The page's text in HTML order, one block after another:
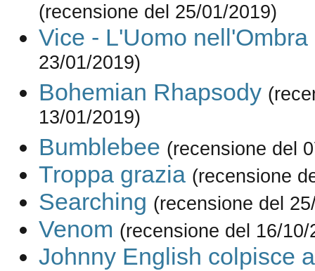
(recensione del 25/01/2019)
Vice - L'Uomo nell'Ombra
23/01/2019)
Bohemian Rhapsody
13/01/2019)
Bumblebee (recensione del
Troppa grazia (recensione
Searching (recensione del
Venom (recensione del 16/10/
Johnny English colpisce